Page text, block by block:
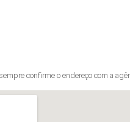
confirme o endereço com a